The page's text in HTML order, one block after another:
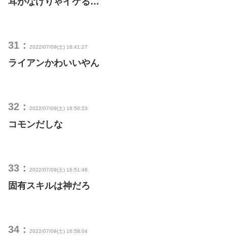
31： 2022/07/09(土) 16:41:27
ライアンかわいいやん
32： 2022/07/09(土) 16:50:23
コモンだしな
33： 2022/07/09(土) 16:51:46
固有スキルは神だろ
34： 2022/07/09(土) 16:58:04